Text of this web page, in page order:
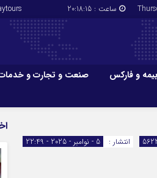
ساعت : 20:18:16
و فارکس صنعت و تجارت و
فرهنگی
بانک و بیمه و
ارزدیجیتال
انتشار :
5 - نوامبر - 2025 - 22:49